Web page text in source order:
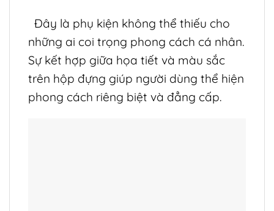
Đây là phụ kiện không thể thiếu cho
những ai coi trọng phong cách cá nhân.
Sự kết hợp giữa họa tiết và màu sắc
trên hộp đựng giúp người dùng thể hiện
phong cách riêng biệt và đẳng cấp.